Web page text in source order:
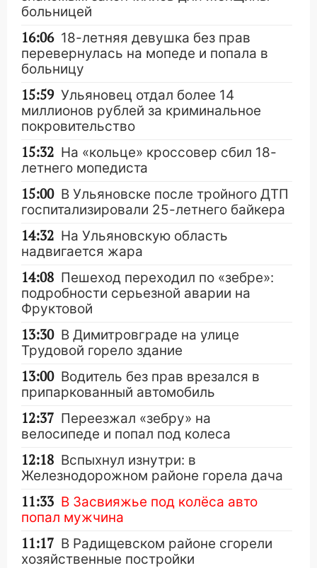
больницей
16:06 18-летняя девушка без прав
перевернулась на мопеде и попала в
больницу
15:59 Ульяновец отдал более 14
миллионов рублей за криминальное
покровительство
15:32 На «кольце» кроссовер сбил 18-
летнего мопедиста
15:00 В Ульяновске после тройного ДТП
госпитализировали 25-летнего байкера
14:32 На Ульяновскую область
надвигается жара
14:08 Пешеход переходил по «зебре»:
подробности серьезной аварии на
Фруктовой
13:30 В Димитровграде на улице
Трудовой горело здание
13:00 Водитель без прав врезался в
припаркованный автомобиль
12:37 Переезжал «зебру» на
велосипеде и попал под колеса
12:18 Вспыхнул изнутри: в
Железнодорожном районе горела дача
11:33 В Засвияжье под колёса авто
попал мужчина
11:17 В Радищевском районе сгорели
хозяйственные постройки